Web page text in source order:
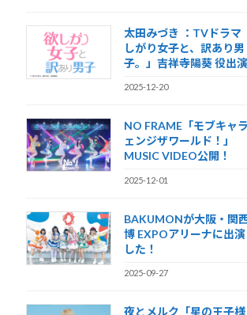
太田みづき ：TVドラマ
しがり女子と、訳あり男
子。」吉祥寺陽葵 役出演
2025-12-20
NO FRAME「モブキャ
ェンジザワールド！」
MUSIC VIDEO公開！
2025-12-01
BAKUMONが大阪・関
博 EXPOアリーナに出演
した！
2025-09-27
夜とメルク「星の王子様